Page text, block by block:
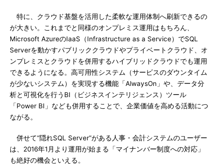
特に、クラウド基盤を活用した柔軟な運用体制へ刷新できるの
が大きい。これまでと同様のオンプレミス運用はもちろん、
Microsoft AzureのIaaS（Infrastructure as a Service）でSQL
Serverを動かすパブリッククラウドやプライベートクラウド、オ
ンプレミスとクラウドを併用するハイブリッドクラウドでも運用
できるようになる。高可用性システム（サービスのダウンタイム
が少ないシステム）を実現する機能「AlwaysOn」や、データ分
析と可視化を行うBI（ビジネスインテリジェンス）ツール
「Power BI」なども併用することで、企業価値を高める活動につ
ながる。
併せて“隠れSQL Server”がある人事・会計システムのユーザー
は、2016年1月より運用が始まる「マイナンバー制度への対応」
も絶好の機会といえる。